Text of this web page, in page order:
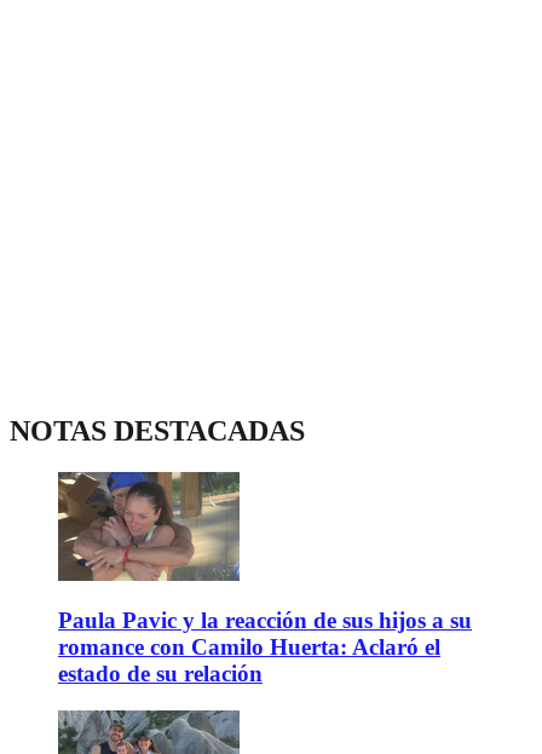
NOTAS DESTACADAS
Paula Pavic y la reacción de sus hijos a su
romance con Camilo Huerta: Aclaró el
estado de su relación